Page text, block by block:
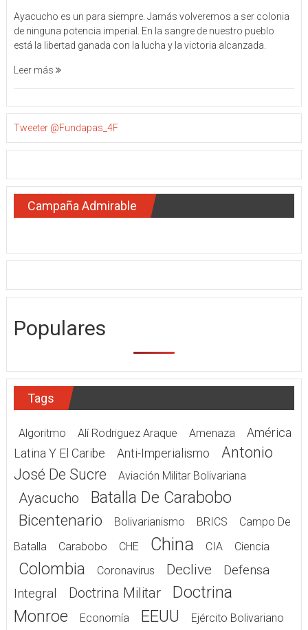
Ayacucho es un para siempre. Jamás volveremos a ser colonia
de ninguna potencia imperial. En la sangre de nuestro pueblo
está la libertad ganada con la lucha y la victoria alcanzada.
Leer más
Tweeter @Fundapas_4F
Campaña Admirable
Populares
Tags
Algoritmo Alí Rodriguez Araque Amenaza
América
Latina Y El Caribe
Anti-Imperialismo
Antonio
José De Sucre
Aviación Militar Bolivariana
Ayacucho Batalla De Carabobo
Bicentenario Bolivarianismo BRICS
Campo De
Batalla
Carabobo CHE China CIA Ciencia
Colombia Coronavirus Declive
Defensa
Integral
Doctrina Militar
Doctrina
Monroe
Economía EEUU Ejército Bolivariano